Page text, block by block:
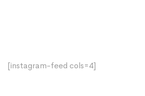
[instagram-feed cols=4]